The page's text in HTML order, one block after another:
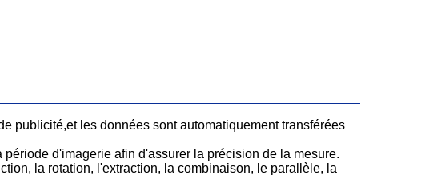
publicité,et les données sont automatiquement transférées
d'imagerie afin d'assurer la précision de la mesure.
la rotation, l'extraction, la combinaison, le parallèle, la